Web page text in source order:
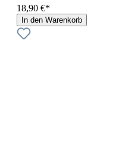
18,90 €*
In den Warenkorb